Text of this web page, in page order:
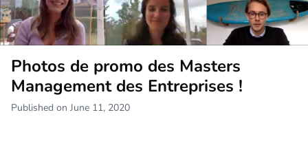
Photos de promo des Masters
Management des Entreprises !
Published on June 11, 2020